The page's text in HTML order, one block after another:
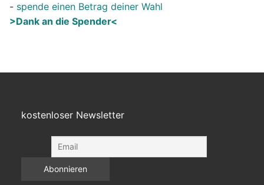
- spende einen Betrag deiner Wahl
>Dank an die Spender<
kostenloser Newsletter